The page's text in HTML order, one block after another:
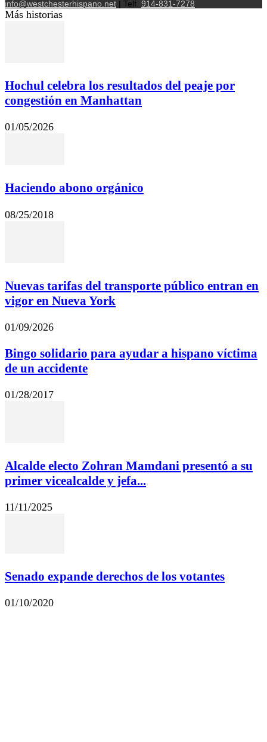
info@westchesterhispano.net | Telf. 914-831-7278
Más historias
Hochul celebra los resultados del peaje por
congestión en Manhattan
01/05/2026
Haciendo abono orgánico
08/25/2018
Nuevas tarifas del transporte público entran en
vigor en Nueva York
01/09/2026
Bingo solidario para ayudar a hispano víctima
de un accidente
01/28/2017
Alcalde electo Zohran Mamdani presentó a su
primer vicealcalde y jefa...
11/11/2025
Senado expande derechos de los votantes
01/10/2020